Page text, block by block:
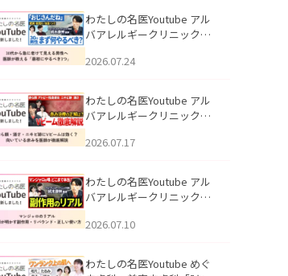
わたしの名医Youtube アル
バアレルギークリニック札
える男性へ｜医師が教える
公開いたしました。
2026.07.24
わたしの名医Youtube アル
バアレルギークリニック札
跡にVビームは効く？向いて
説」を公開いたしました。
2026.07.17
わたしの名医Youtube アル
バアレルギークリニック札
医師が明かす副作用・リバ
公開いたしました。
2026.07.10
わたしの名医Youtube めぐ